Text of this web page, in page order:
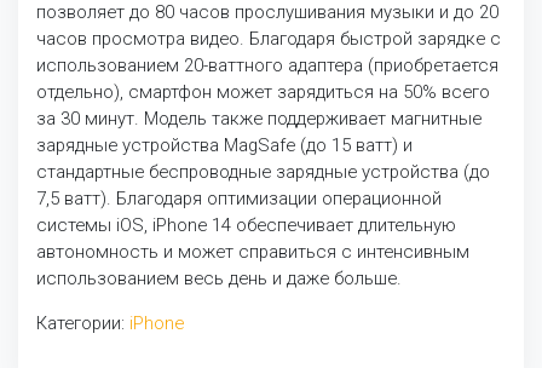
позволяет до 80 часов прослушивания музыки и до 20
часов просмотра видео. Благодаря быстрой зарядке с
использованием 20-ваттного адаптера (приобретается
отдельно), смартфон может зарядиться на 50% всего
за 30 минут. Модель также поддерживает магнитные
зарядные устройства MagSafe (до 15 ватт) и
стандартные беспроводные зарядные устройства (до
7,5 ватт). Благодаря оптимизации операционной
системы iOS, iPhone 14 обеспечивает длительную
автономность и может справиться с интенсивным
использованием весь день и даже больше.
Категории: iPhone